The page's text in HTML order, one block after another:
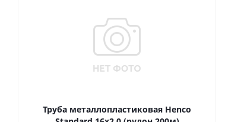
Труба металлопластиковая Henco